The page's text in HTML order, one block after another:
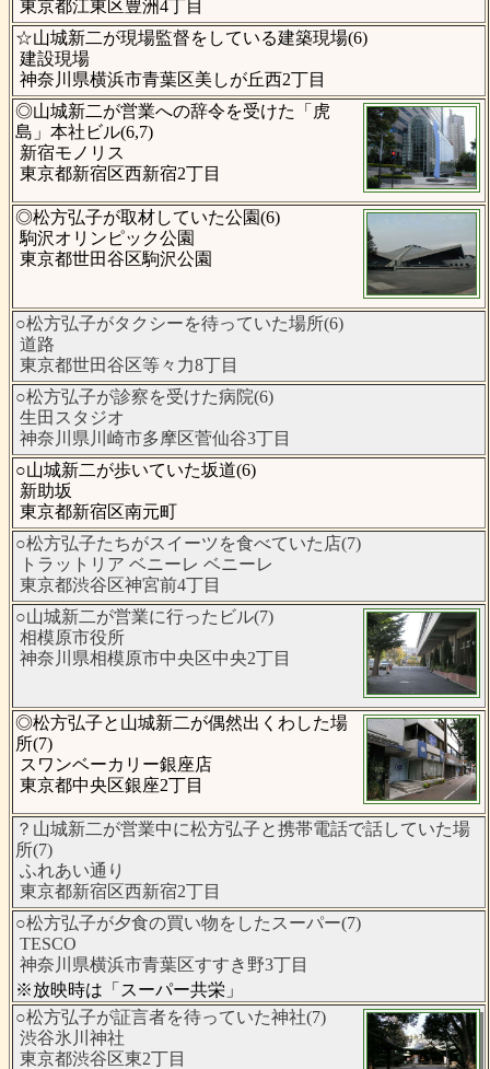
東京都江東区豊洲4丁目
☆山城新二が現場監督をしている建築現場(6)
建設現場
神奈川県横浜市青葉区美しが丘西2丁目
◎山城新二が営業への辞令を受けた「虎
島」本社ビル(6,7)
新宿モノリス
東京都新宿区西新宿2丁目
◎松方弘子が取材していた公園(6)
駒沢オリンピック公園
東京都世田谷区駒沢公園
○松方弘子がタクシーを待っていた場所(6)
道路
東京都世田谷区等々力8丁目
○松方弘子が診察を受けた病院(6)
生田スタジオ
神奈川県川崎市多摩区菅仙谷3丁目
○山城新二が歩いていた坂道(6)
新助坂
東京都新宿区南元町
○松方弘子たちがスイーツを食べていた店(7)
トラットリア ベニーレ ベニーレ
東京都渋谷区神宮前4丁目
○山城新二が営業に行ったビル(7)
相模原市役所
神奈川県相模原市中央区中央2丁目
◎松方弘子と山城新二が偶然出くわした場
所(7)
スワンベーカリー銀座店
東京都中央区銀座2丁目
？山城新二が営業中に松方弘子と携帯電話で話していた場
所(7)
ふれあい通り
東京都新宿区西新宿2丁目
○松方弘子が夕食の買い物をしたスーパー(7)
TESCO
神奈川県横浜市青葉区すすき野3丁目
※放映時は「スーパー共栄」
○松方弘子が証言者を待っていた神社(7)
渋谷氷川神社
東京都渋谷区東2丁目